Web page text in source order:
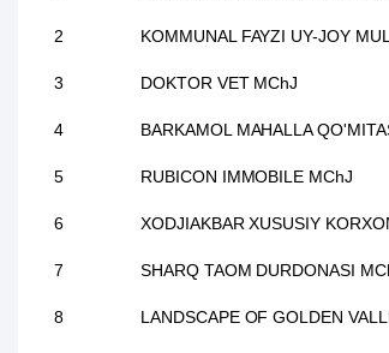
2 KOMMUNAL FAYZI UY-JOY
3 DOKTOR VET MChJ
4 BARKAMOL MAHALLA
5 RUBICON IMMOBILE MChJ
6 XODJIAKBAR XUSUSIY
7 SHARQ TAOM DURDONASI
8 LANDSCAPE OF GOLDEN